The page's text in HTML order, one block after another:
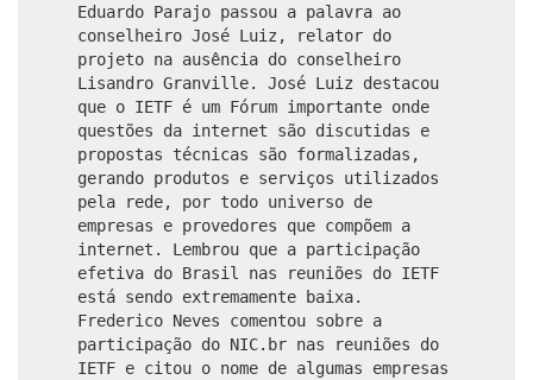
Eduardo Parajo passou a palavra ao
conselheiro José Luiz, relator do
projeto na ausência do conselheiro
Lisandro Granville. José Luiz destacou
que o IETF é um Fórum importante onde
questões da internet são discutidas e
propostas técnicas são formalizadas,
gerando produtos e serviços utilizados
pela rede, por todo universo de
empresas e provedores que compõem a
internet. Lembrou que a participação
efetiva do Brasil nas reuniões do IETF
está sendo extremamente baixa.
Frederico Neves comentou sobre a
participação do NIC.br nas reuniões do
IETF e citou o nome de algumas empresas